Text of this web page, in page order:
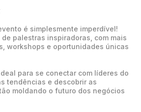
é simplesmente imperdível!
palestras inspiradoras, com mais
workshops e oportunidades únicas
para se conectar com líderes do
tendências e descobrir as
moldando o futuro dos negócios